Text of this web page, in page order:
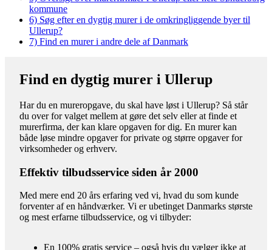
kommune
6) Søg efter en dygtig murer i de omkringliggende byer til
Ullerup?
7) Find en murer i andre dele af Danmark
Find en dygtig murer i Ullerup
Har du en mureropgave, du skal have løst i Ullerup? Så står
du over for valget mellem at gøre det selv eller at finde et
murerfirma, der kan klare opgaven for dig. En murer kan
både løse mindre opgaver for private og større opgaver for
virksomheder og erhverv.
Effektiv tilbudsservice siden år 2000
Med mere end 20 års erfaring ved vi, hvad du som kunde
forventer af en håndværker. Vi er ubetinget Danmarks største
og mest erfarne tilbudsservice, og vi tilbyder:
En 100% gratis service – også hvis du vælger ikke at